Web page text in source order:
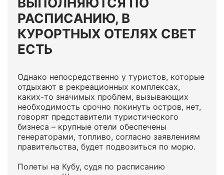
РАСПИСАНИЮ, В
КУРОРТНЫХ ОТЕЛЯХ СВЕТ
ЕСТЬ
Однако непосредственно у туристов, которые
отдыхают в рекреационных комплексах,
каких-то значимых проблем, вызывающих
необходимость срочно покинуть остров, нет,
говорят представители туристического
бизнеса – крупные отели обеспечены
генераторами, топливо, согласно заявлениям
правительства, будет подвозиться по морю.
Полеты на Кубу, судя по расписанию